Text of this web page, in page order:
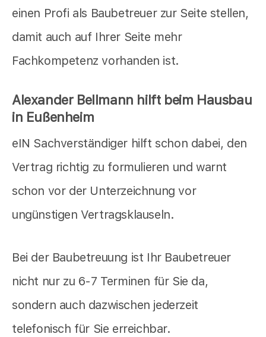
einen Profi als Baubetreuer zur Seite stellen,
damit auch auf Ihrer Seite mehr
Fachkompetenz vorhanden ist.
Alexander Bellmann hilft beim Hausbau
in Eußenheim
eIN Sachverständiger hilft schon dabei, den
Vertrag richtig zu formulieren und warnt
schon vor der Unterzeichnung vor
ungünstigen Vertragsklauseln.
Bei der Baubetreuung ist Ihr Baubetreuer
nicht nur zu 6-7 Terminen für Sie da,
sondern auch dazwischen jederzeit
telefonisch für Sie erreichbar.